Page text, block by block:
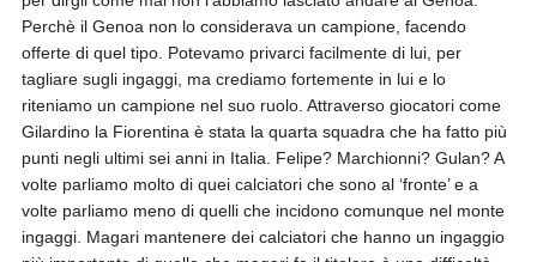
Perchè il Genoa non lo considerava un campione, facendo
offerte di quel tipo. Potevamo privarci facilmente di lui, per
tagliare sugli ingaggi, ma crediamo fortemente in lui e lo
riteniamo un campione nel suo ruolo. Attraverso giocatori come
Gilardino la Fiorentina è stata la quarta squadra che ha fatto più
punti negli ultimi sei anni in Italia. Felipe? Marchionni? Gulan? A
volte parliamo molto di quei calciatori che sono al ‘fronte’ e a
volte parliamo meno di quelli che incidono comunque nel monte
ingaggi. Magari mantenere dei calciatori che hanno un ingaggio